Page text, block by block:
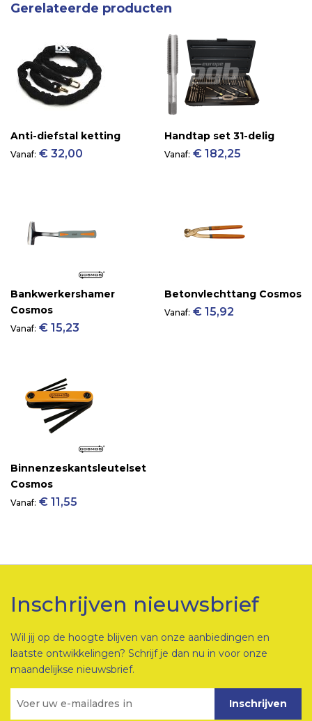
Gerelateerde producten
Anti-diefstal ketting
Vanaf € 32,00
Handtap set 31-delig
Vanaf € 182,25
Bankwerkershamer
Cosmos
Vanaf € 15,23
Betonvlechttang Cosmos
Vanaf € 15,92
Binnenzeskantsleutelset
Cosmos
Vanaf € 11,55
Inschrijven nieuwsbrief
Wil jij op de hoogte blijven van onze aanbiedingen en
laatste ontwikkelingen? Schrijf je dan nu in voor onze
maandelijkse nieuwsbrief.
Inschrijven